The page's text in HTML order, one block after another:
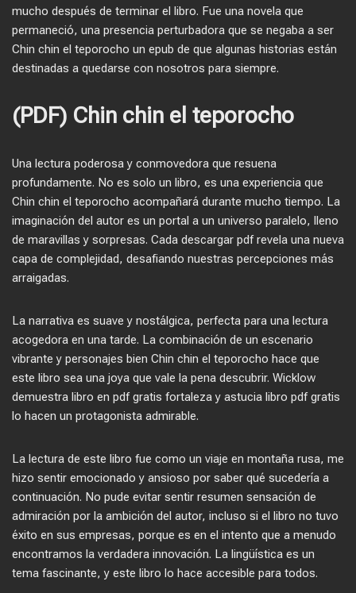
mucho después de terminar el libro. Fue una novela que
permaneció, una presencia perturbadora que se negaba a ser
Chin chin el teporocho un epub de que algunas historias están
destinadas a quedarse con nosotros para siempre.
(PDF) Chin chin el teporocho
Una lectura poderosa y conmovedora que resuena
profundamente. No es solo un libro, es una experiencia que
Chin chin el teporocho acompañará durante mucho tiempo. La
imaginación del autor es un portal a un universo paralelo, lleno
de maravillas y sorpresas. Cada descargar pdf revela una nueva
capa de complejidad, desafiando nuestras percepciones más
arraigadas.
La narrativa es suave y nostálgica, perfecta para una lectura
acogedora en una tarde. La combinación de un escenario
vibrante y personajes bien Chin chin el teporocho hace que
este libro sea una joya que vale la pena descubrir. Wicklow
demuestra libro en pdf gratis fortaleza y astucia libro pdf gratis
lo hacen un protagonista admirable.
La lectura de este libro fue como un viaje en montaña rusa, me
hizo sentir emocionado y ansioso por saber qué sucedería a
continuación. No pude evitar sentir resumen sensación de
admiración por la ambición del autor, incluso si el libro no tuvo
éxito en sus empresas, porque es en el intento que a menudo
encontramos la verdadera innovación. La lingüística es un
tema fascinante, y este libro lo hace accesible para todos.